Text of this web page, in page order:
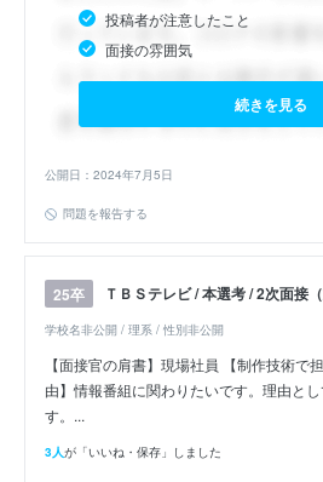
投稿者が注意したこと
面接の雰囲気
続きを見る
公開日：2024年7月5日
問題を報告する
25卒 ＴＢＳテレビ / 本選考 / 2次面接
学校名非公開 / 理系 / 性別非公開
【面接官の肩書】現場社員 【制作技術で
由】情報番組に関わりたいです。理由と
す。...
3人が「いいね・保存」しました